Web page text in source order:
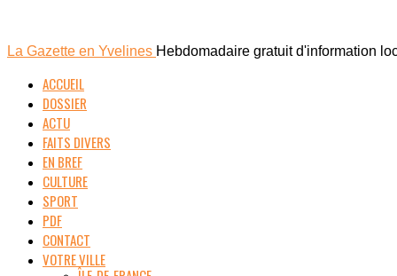
La Gazette en Yvelines Hebdomadaire gratuit d'information
ACCUEIL
DOSSIER
ACTU
FAITS DIVERS
EN BREF
CULTURE
SPORT
PDF
CONTACT
VOTRE VILLE